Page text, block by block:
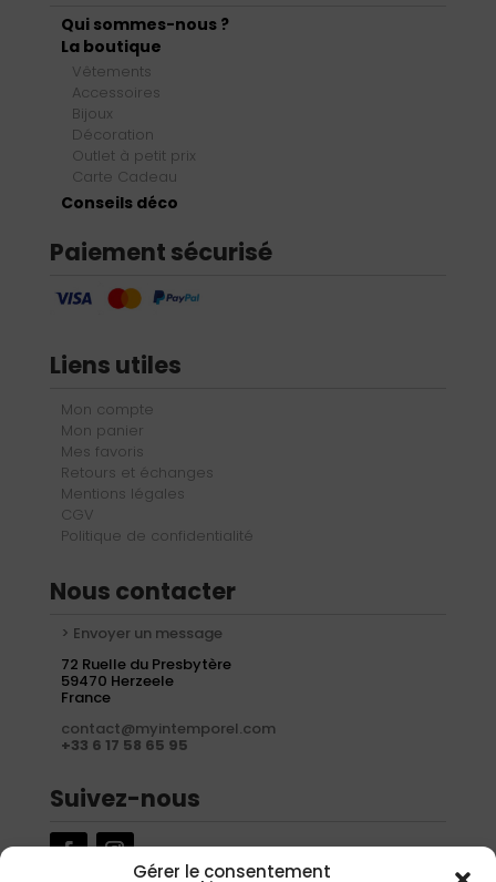
Gérer le consentement
Qui sommes-nous ?
La boutique
Vêtements
Accessoires
Bijoux
Décoration
Outlet à petit prix
Carte Cadeau
Conseils déco
Paiement sécurisé
Liens utiles
Mon compte
Mon panier
Mes favoris
Retours et échanges
Mentions légales
CGV
Politique de confidentialité
Nous contacter
> Envoyer un message
72 Ruelle du Presbytère
59470 Herzeele
France
contact@myintemporel.com
+33 6 17 58 65 95
Suivez-nous